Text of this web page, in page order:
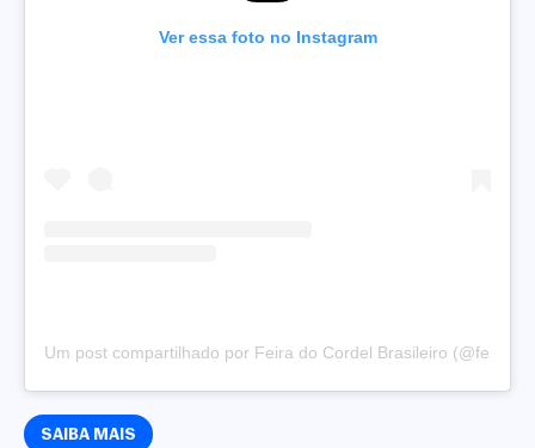
Ver essa foto no Instagram
Um post compartilhado por Feira do Cordel Brasileiro
SAIBA MAIS